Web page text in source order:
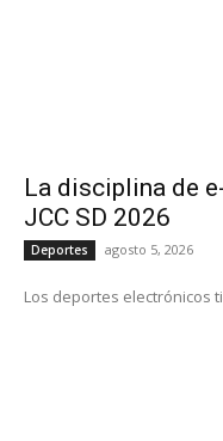
La disciplina de
JCC SD 2026
Deportes agosto 5, 2026
Los deportes electrónicos